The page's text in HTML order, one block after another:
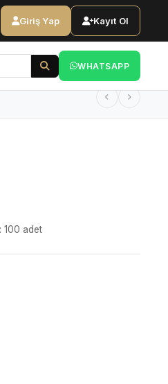
Giriş Yap Kayıt Ol
WHATSAPP
100 adet